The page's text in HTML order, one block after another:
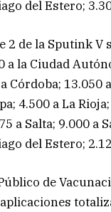
del Estero;
2 de la Sputink
a la Ciudad
Córdoba;
4.500 a La
a Salta; 9.000 a
del Estero;
de